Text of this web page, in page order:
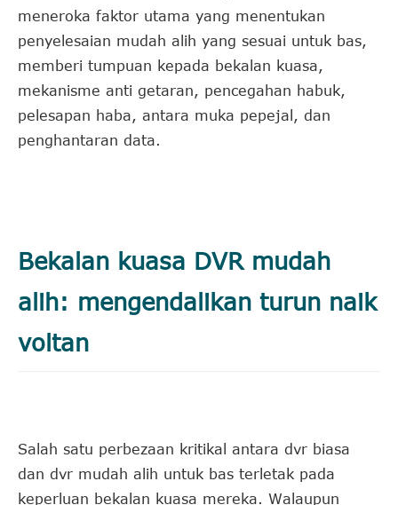
meneroka faktor utama yang menentukan
penyelesaian mudah alih yang sesuai untuk bas,
memberi tumpuan kepada bekalan kuasa,
mekanisme anti getaran, pencegahan habuk,
pelesapan haba, antara muka pepejal, dan
penghantaran data.
Bekalan kuasa DVR mudah
alih: mengendalikan turun naik
voltan
Salah satu perbezaan kritikal antara dvr biasa
dan dvr mudah alih untuk bas terletak pada
keperluan bekalan kuasa mereka. Walaupun